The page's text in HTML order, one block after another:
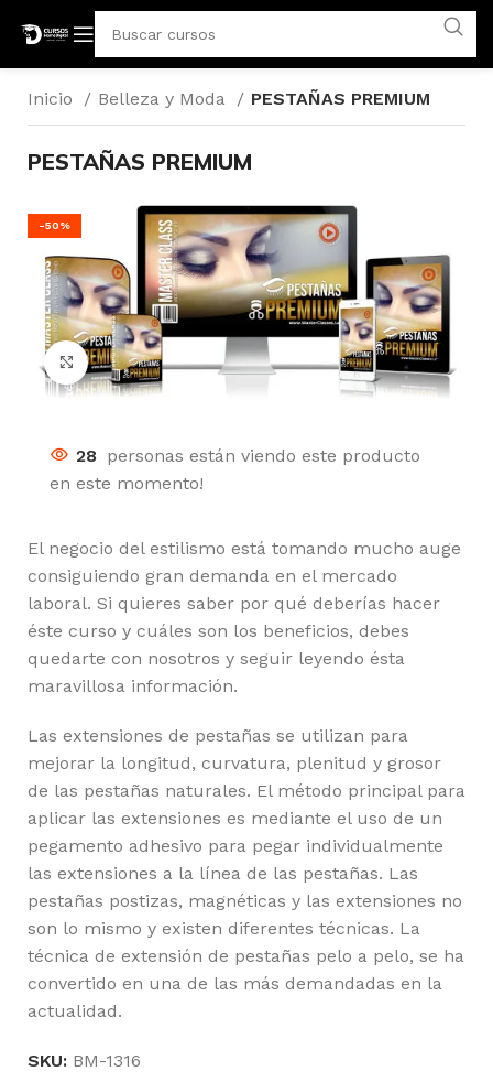
Inicio Belleza y Moda PESTAÑAS PREMIUM
PESTAÑAS PREMIUM
-50%
Click para agrandar
28 personas están viendo este producto
en este momento!
El negocio del estilismo está tomando mucho auge
consiguiendo gran demanda en el mercado
laboral. Si quieres saber por qué deberías hacer
éste curso y cuáles son los beneficios, debes
quedarte con nosotros y seguir leyendo ésta
maravillosa información.
Las extensiones de pestañas se utilizan para
mejorar la longitud, curvatura, plenitud y grosor
de las pestañas naturales. El método principal para
aplicar las extensiones es mediante el uso de un
pegamento adhesivo para pegar individualmente
las extensiones a la línea de las pestañas. Las
pestañas postizas, magnéticas y las extensiones no
son lo mismo y existen diferentes técnicas. La
técnica de extensión de pestañas pelo a pelo, se ha
convertido en una de las más demandadas en la
actualidad.
SKU: BM-1316